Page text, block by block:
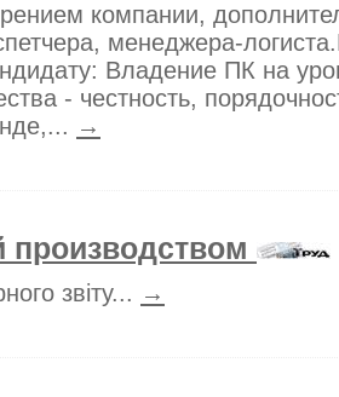
компании,
менеджера-
Владение ПК на
- честность,
→
звіту... →